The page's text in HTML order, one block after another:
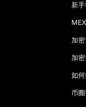
新
加
加
如
币